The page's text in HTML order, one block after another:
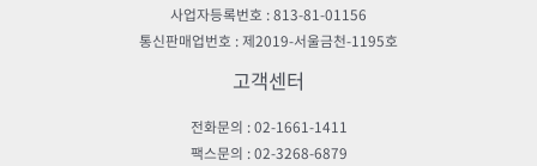
사업자등록번호 : 813-81-01156
통신판매업번호 : 제2019-서울금천-1195호
고객센터
전화문의 : 02-1661-1411
팩스문의 : 02-3268-6879